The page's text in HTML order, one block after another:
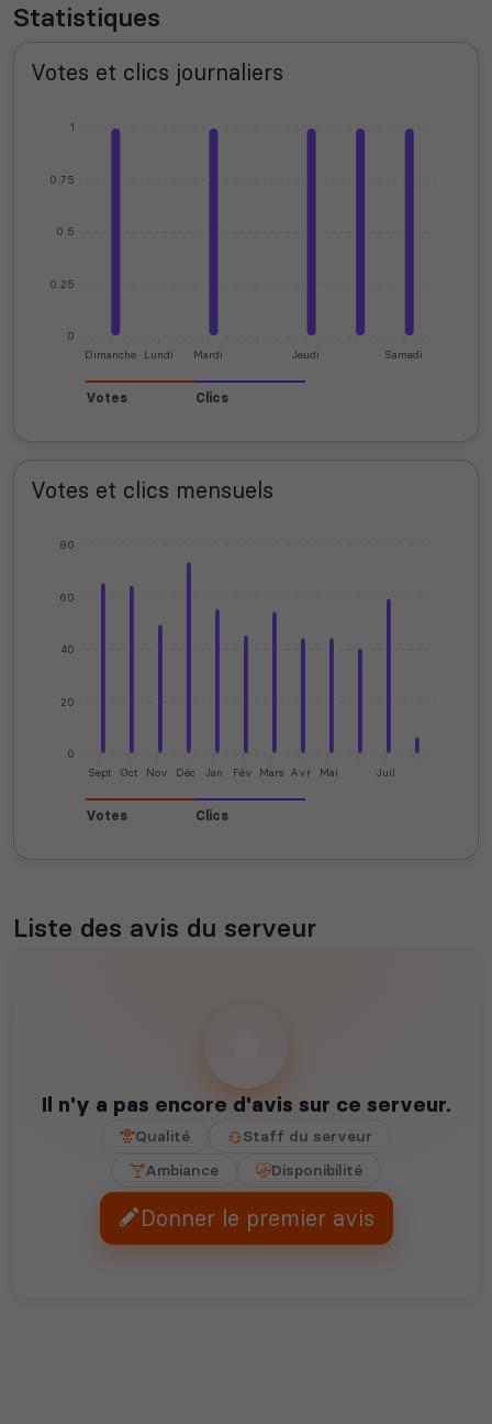
Statistiques
Votes et clics journaliers
0
0.25
0.5
0.75
1
Dimanche Lundi Mardi Jeudi Samedi
Votes Clics
Votes et clics mensuels
0
20
40
60
80
Sept Oct Nov Déc Jan Fév Mars Avr Mai Juil
Votes Clics
Liste des avis du serveur
Il n'y a pas encore d'avis sur ce serveur.
Qualité
Staff du serveur
Ambiance
Disponibilité
Donner le premier avis